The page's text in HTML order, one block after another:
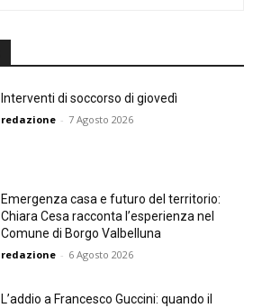
Interventi di soccorso di giovedì
redazione - 7 Agosto 2026
Emergenza casa e futuro del territorio:
Chiara Cesa racconta l’esperienza nel
Comune di Borgo Valbelluna
redazione - 6 Agosto 2026
L’addio a Francesco Guccini: quando il